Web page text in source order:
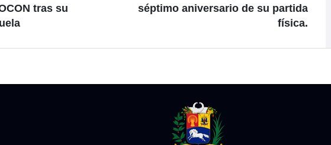
tras su
séptimo aniversario de su partida
física.